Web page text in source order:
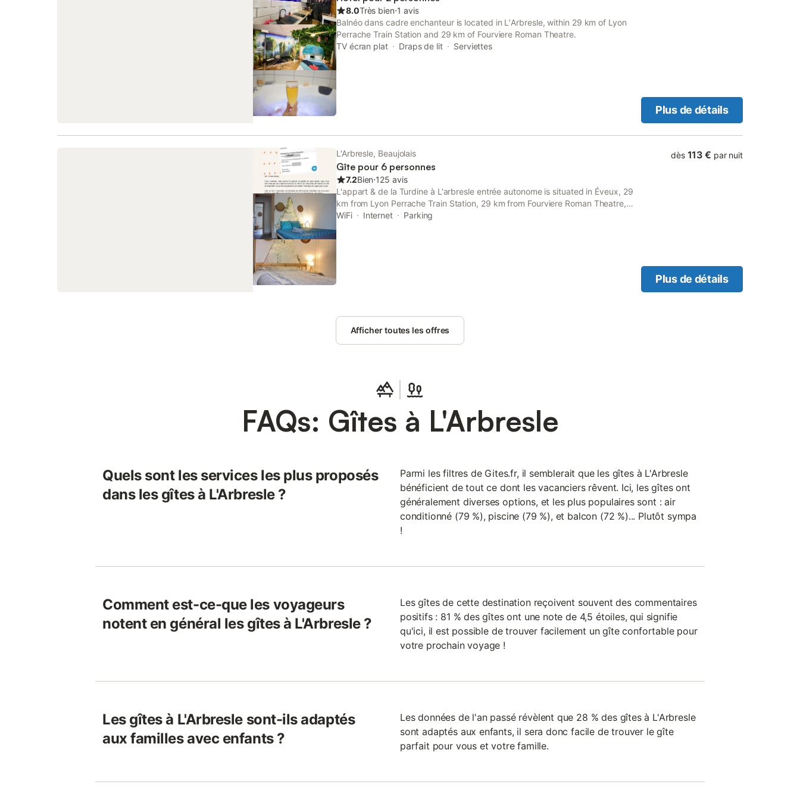
8.0Très bien⋅1 avis
Balnéo dans cadre enchanteur is located in LʼArbresle, within 29 km of Lyon
Perrache Train Station and 29 km of Fourviere Roman Theatre.
TV écran plat
Draps de lit Serviettes
Plus de détails
L'Arbresle, Beaujolais
Gîte pour 6 personnes
7.2Bien⋅125 avis
L'appart & de la Turdine à L'arbresle entrée autonome is situated in Éveux, 29
km from Lyon Perrache Train Station, 29 km from Fourviere Roman Theatre,
and 29 km from Basilica of Notre-Dame de Fourviere.
WiFi Internet Parking
dès 113 € par nuit
Plus de détails
Afficher toutes les offres
FAQs: Gîtes à L'Arbresle
Quels sont les services les plus proposés
dans les gîtes à L'Arbresle ?
Parmi les filtres de Gites.fr, il semblerait que les gîtes à L'Arbresle
bénéficient de tout ce dont les vacanciers rêvent. Ici, les gîtes ont
généralement diverses options, et les plus populaires sont : air
conditionné (79 %), piscine (79 %), et balcon (72 %)... Plutôt sympa
!
Comment est-ce-que les voyageurs
notent en général les gîtes à L'Arbresle ?
Les gîtes de cette destination reçoivent souvent des commentaires
positifs : 81 % des gîtes ont une note de 4,5 étoiles, qui signifie
qu'ici, il est possible de trouver facilement un gîte confortable pour
votre prochain voyage !
Les gîtes à L'Arbresle sont-ils adaptés
aux familles avec enfants ?
Les données de l'an passé révèlent que 28 % des gîtes à L'Arbresle
sont adaptés aux enfants, il sera donc facile de trouver le gîte
parfait pour vous et votre famille.